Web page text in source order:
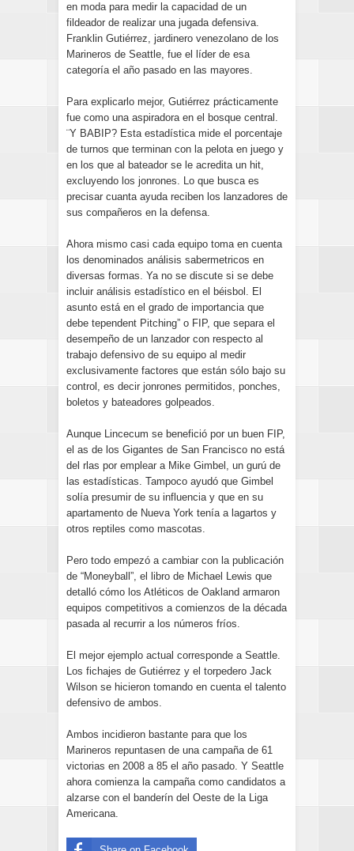
en moda para medir la capacidad de un
fildeador de realizar una jugada defensiva.
Franklin Gutiérrez, jardinero venezolano de los
Marineros de Seattle, fue el líder de esa
categoría el año pasado en las mayores.
Para explicarlo mejor, Gutiérrez prácticamente
fue como una aspiradora en el bosque central.
¨Y BABIP? Esta estadística mide el porcentaje
de turnos que terminan con la pelota en juego y
en los que al bateador se le acredita un hit,
excluyendo los jonrones. Lo que busca es
precisar cuanta ayuda reciben los lanzadores de
sus compañeros en la defensa.
Ahora mismo casi cada equipo toma en cuenta
los denominados análisis sabermetricos en
diversas formas. Ya no se discute si se debe
incluir análisis estadístico en el béisbol. El
asunto está en el grado de importancia que
debe tependent Pitching” o FIP, que separa el
desempeño de un lanzador con respecto al
trabajo defensivo de su equipo al medir
exclusivamente factores que están sólo bajo su
control, es decir jonrones permitidos, ponches,
boletos y bateadores golpeados.
Aunque Lincecum se benefició por un buen FIP,
el as de los Gigantes de San Francisco no está
del rlas por emplear a Mike Gimbel, un gurú de
las estadísticas. Tampoco ayudó que Gimbel
solía presumir de su influencia y que en su
apartamento de Nueva York tenía a lagartos y
otros reptiles como mascotas.
Pero todo empezó a cambiar con la publicación
de “Moneyball”, el libro de Michael Lewis que
detalló cómo los Atléticos de Oakland armaron
equipos competitivos a comienzos de la década
pasada al recurrir a los números fríos.
El mejor ejemplo actual corresponde a Seattle.
Los fichajes de Gutiérrez y el torpedero Jack
Wilson se hicieron tomando en cuenta el talento
defensivo de ambos.
Ambos incidieron bastante para que los
Marineros repuntasen de una campaña de 61
victorias en 2008 a 85 el año pasado. Y Seattle
ahora comienza la campaña como candidatos a
alzarse con el banderín del Oeste de la Liga
Americana.